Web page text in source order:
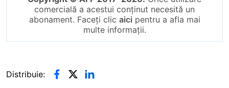
comercială a acestui conținut necesită un
abonament. Faceți clic aici pentru a afla mai
multe informații.
Distribuie: